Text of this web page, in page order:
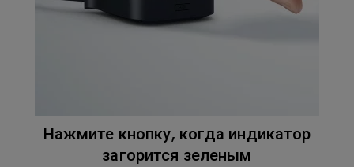
Нажмите кнопку, когда индикатор
загорится зеленым